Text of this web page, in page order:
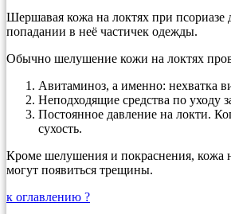
Шершавая кожа на локтях при псориазе
попадании в неё частичек одежды.
Обычно шелушение кожи на локтях
Авитаминоз, а именно: нехватка
Неподходящие средства по уходу
Постоянное давление на локти.
сухость.
Кроме шелушения и покраснения, кожа
могут появиться трещины.
к оглавлению ?